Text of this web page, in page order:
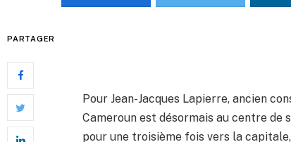
PARTAGER
Pour Jean-Jacques Lapierre, ancien
Cameroun est désormais au centre de
pour une troisième fois vers la